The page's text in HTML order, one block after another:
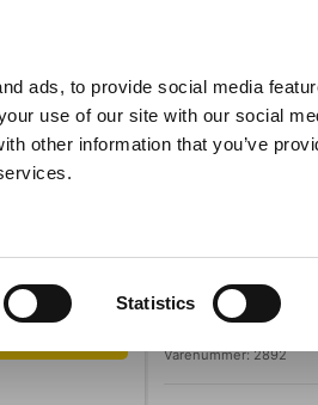
ads, to provide social media
use of our site with our social
other information that you’ve
Statistics
Grill
Spar 34%
Goldplast
Ølkrus
Varenummer:2892